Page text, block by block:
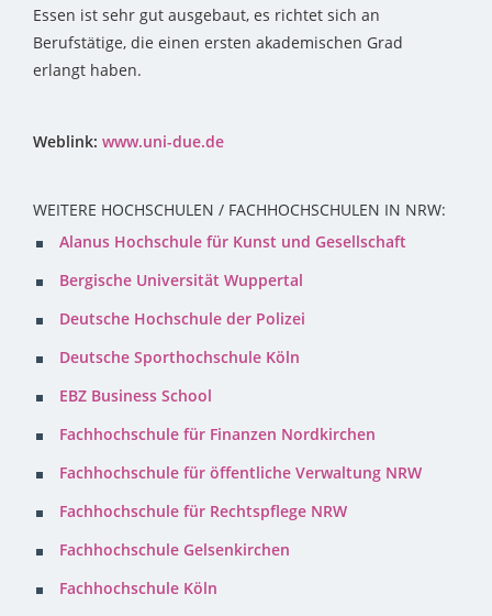
Essen ist sehr gut ausgebaut, es richtet sich an
Berufstätige, die einen ersten akademischen Grad
erlangt haben.
Weblink: www.uni-due.de
WEITERE HOCHSCHULEN / FACHHOCHSCHULEN IN NRW:
Alanus Hochschule für Kunst und Gesellschaft
Bergische Universität Wuppertal
Deutsche Hochschule der Polizei
Deutsche Sporthochschule Köln
EBZ Business School
Fachhochschule für Finanzen Nordkirchen
Fachhochschule für öffentliche Verwaltung NRW
Fachhochschule für Rechtspflege NRW
Fachhochschule Gelsenkirchen
Fachhochschule Köln